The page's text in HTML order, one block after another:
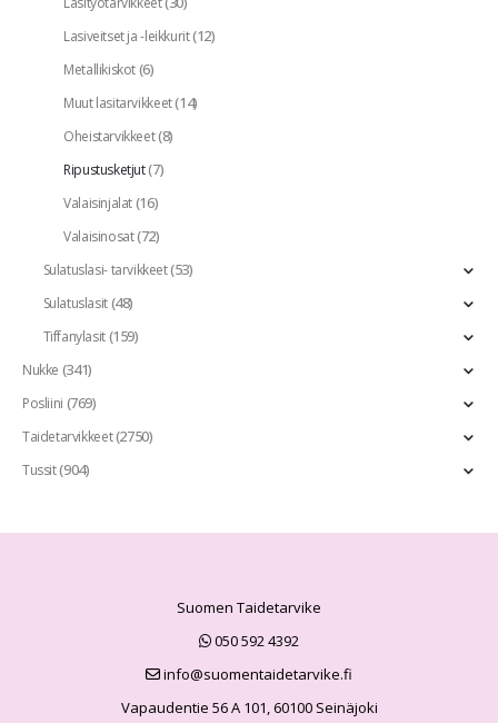
Lasiveitset ja -leikkurit(12)
Metallikiskot(6)
Muut lasitarvikkeet(14)
Oheistarvikkeet(8)
Ripustusketjut(7)
Valaisinjalat(16)
Valaisinosat(72)
Sulatuslasi- tarvikkeet(53)
Sulatuslasit(48)
Tiffanylasit(159)
Nukke (341)
Posliini (769)
Taidetarvikkeet(2750)
Tussit(904)
Suomen Taidetarvike
050 592 4392
info@suomentaidetarvike.fi
Vapaudentie 56 A 101, 60100 Seinäjoki